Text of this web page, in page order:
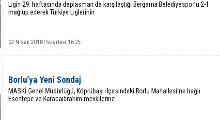
Ligin 29. haftasında deplasman da karşılaştığı Bergama Belediyespor’u 2-1
mağlup ederek Türkiye Liglerinin
02 Nisan 2018 Pazartesi 16:25
Borlu’ya Yeni Sondaj
MASKİ Genel Müdürlüğü, Köprübaşı ilçesindeki Borlu Mahallesi’ne bağlı
Esentepe ve Karacaibrahim mevkilerine